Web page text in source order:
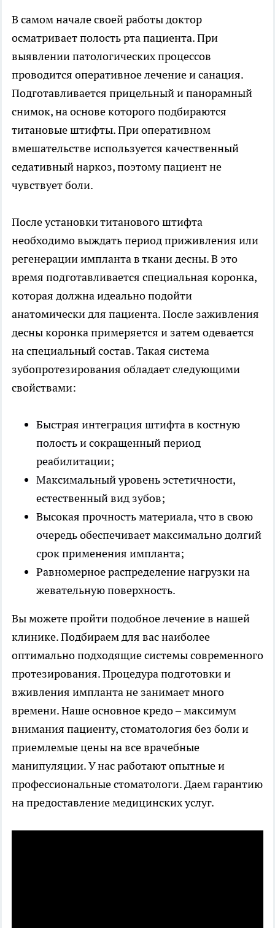
В самом начале своей работы доктор
осматривает полость рта пациента. При
выявлении патологических процессов
проводится оперативное лечение и санация.
Подготавливается прицельный и панорамный
снимок, на основе которого подбираются
титановые штифты. При оперативном
вмешательстве используется качественный
седативный наркоз, поэтому пациент не
чувствует боли.
После установки титанового штифта
необходимо выждать период приживления или
регенерации импланта в ткани десны. В это
время подготавливается специальная коронка,
которая должна идеально подойти
анатомически для пациента. После заживления
десны коронка примеряется и затем одевается
на специальный состав. Такая система
зубопротезирования обладает следующими
свойствами:
Быстрая интеграция штифта в костную
полость и сокращенный период
реабилитации;
Максимальный уровень эстетичности,
естественный вид зубов;
Высокая прочность материала, что в свою
очередь обеспечивает максимально долгий
срок применения импланта;
Равномерное распределение нагрузки на
жевательную поверхность.
Вы можете пройти подобное лечение в нашей
клинике. Подбираем для вас наиболее
оптимально подходящие системы современного
протезирования. Процедура подготовки и
вживления импланта не занимает много
времени. Наше основное кредо – максимум
внимания пациенту,стоматология без болии
приемлемые цены на все врачебные
манипуляции. У нас работают опытные и
профессиональные стоматологи. Даем гарантию
на предоставление медицинских услуг.